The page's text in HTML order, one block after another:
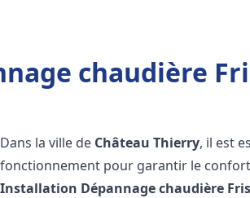
chaudière
Dans la ville de Château Thierry, il est
fonctionnement pour garantir le
Installation Dépannage chaudière